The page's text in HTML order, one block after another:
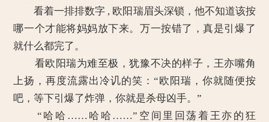
看着一排排数字 , 欧阳瑞眉头深锁，他不知道该按
哪一个才能将妈妈放下来。万一按错了，真是引爆了
就什么都完了。
看欧阳瑞为难至极，犹豫不决的样子，王亦嘴角
上扬，再度流露出冷讥的笑：“欧阳瑞，你就随便按
吧，等下引爆了炸弹，你就是杀母凶手。”
“哈哈……哈哈……”空间里回荡着王亦的狂